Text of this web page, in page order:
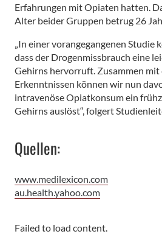
Erfahrungen mit Opiaten hatten.
Alter beider Gruppen betrug 26
„In einer vorangegangenen Studie
dass der Drogenmissbrauch eine
Gehirns hervorruft. Zusammen mit
Erkenntnissen können wir nun
intravenöse Opiatkonsum ein
Gehirns auslöst“, folgert
Quellen:
www.medilexicon.com
au.health.yahoo.com
Failed to load content.